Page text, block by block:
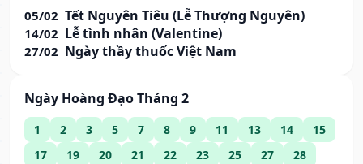
05/02 Tết Nguyên Tiêu (Lễ Thượng Nguyên)
14/02 Lễ tình nhân (Valentine)
27/02 Ngày thầy thuốc Việt Nam
Ngày Hoàng Đạo Tháng 2
1 2 3 5 7 8 9 11 13 14
15
17
19 20 21 22 23 25 27 28